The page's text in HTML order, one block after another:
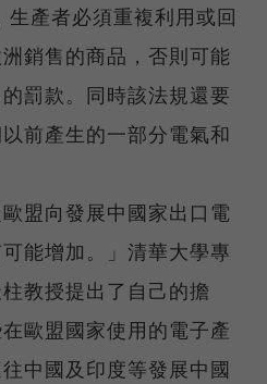
產者必須重複利用或回
銷售的商品，否則可能
罰款。同時該法規還要
前產生的一部分電氣和
盟向發展中國家出口電
能增加。」清華大學專
教授提出了自己的擔
歐盟國家使用的電子產
中國及印度等發展中國